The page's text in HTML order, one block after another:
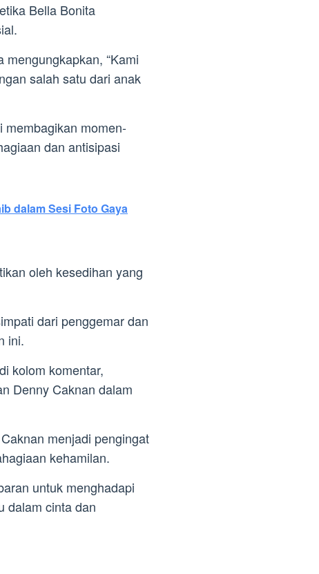
Bella Bonita
“Kami
salah satu dari anak
membagikan momen-
dan antisipasi
dalam Sesi Foto Gaya
oleh kesedihan yang
dari penggemar dan
ini.
kolom komentar,
Denny Caknan dalam
menjadi pengingat
kehamilan.
untuk menghadapi
dalam cinta dan